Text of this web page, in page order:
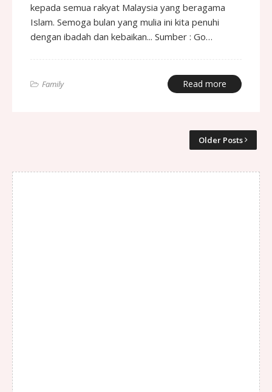
kepada semua rakyat Malaysia yang beragama
Islam. Semoga bulan yang mulia ini kita penuhi
dengan ibadah dan kebaikan... Sumber : Go…
Family Read more
Older Posts